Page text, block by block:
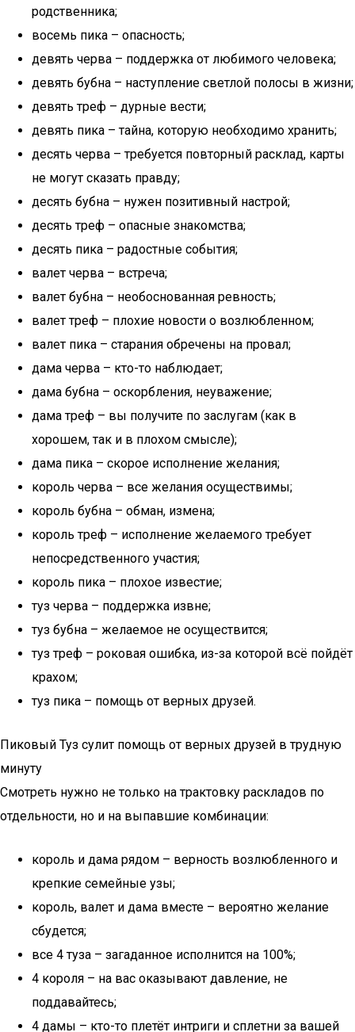
родственника;
восемь пика – опасность;
девять черва – поддержка от любимого человека;
девять бубна – наступление светлой полосы в жизни;
девять треф – дурные вести;
девять пика – тайна, которую необходимо хранить;
десять черва – требуется повторный расклад, карты
не могут сказать правду;
десять бубна – нужен позитивный настрой;
десять треф – опасные знакомства;
десять пика – радостные события;
валет черва – встреча;
валет бубна – необоснованная ревность;
валет треф – плохие новости о возлюбленном;
валет пика – старания обречены на провал;
дама черва – кто-то наблюдает;
дама бубна – оскорбления, неуважение;
дама треф – вы получите по заслугам (как в
хорошем, так и в плохом смысле);
дама пика – скорое исполнение желания;
король черва – все желания осуществимы;
король бубна – обман, измена;
король треф – исполнение желаемого требует
непосредственного участия;
король пика – плохое известие;
туз черва – поддержка извне;
туз бубна – желаемое не осуществится;
туз треф – роковая ошибка, из-за которой всё пойдёт
крахом;
туз пика – помощь от верных друзей.
Пиковый Туз сулит помощь от верных друзей в трудную
минуту
Смотреть нужно не только на трактовку раскладов по
отдельности, но и на выпавшие комбинации:
король и дама рядом – верность возлюбленного и
крепкие семейные узы;
король, валет и дама вместе – вероятно желание
сбудется;
все 4 туза – загаданное исполнится на 100%;
4 короля – на вас оказывают давление, не
поддавайтесь;
4 дамы – кто-то плетёт интриги и сплетни за вашей